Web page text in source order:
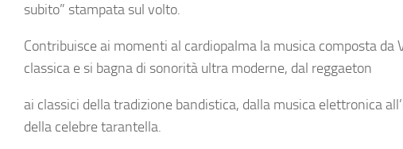
subito” stampata sul volto.
Contribuisce ai momenti al cardiopalma la musica composta
classica e si bagna di sonorità ultra moderne, dal reggaeton
ai classici della tradizione bandistica, dalla musica elettronica
della celebre tarantella.